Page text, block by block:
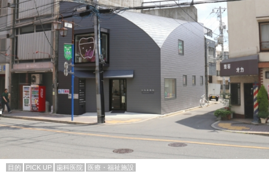
目的 PICK UP 歯科医院 医療・福祉施設